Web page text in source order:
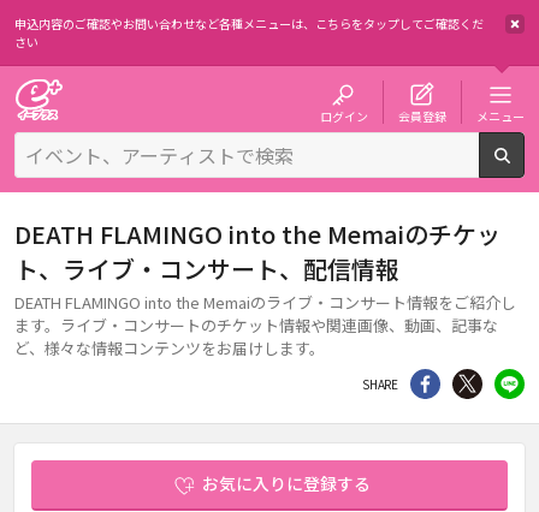
申込内容のご確認やお問い合わせなど各種メニューは、 こちらをタップしてご確認くだ
さい
ログイン 会員登録 メニュー
DEATH FLAMINGO into the Memaiのチケッ
ト、ライブ・コンサート、配信情報
DEATH FLAMINGO into the Memaiのライブ・コンサート情報をご紹介し
ます。ライブ・コンサートのチケット情報や関連画像、動画、記事な
ど、様々な情報コンテンツをお届けします。
SHARE シェア Twitter
お気に入りに登録する